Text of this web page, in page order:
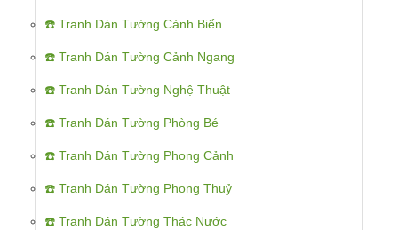
☎️ Tranh Dán Tường Cảnh Biển
☎️ Tranh Dán Tường Cảnh Ngang
☎️ Tranh Dán Tường Nghệ Thuật
☎️ Tranh Dán Tường Phòng Bé
☎️ Tranh Dán Tường Phong Cảnh
☎️ Tranh Dán Tường Phong Thuỷ
☎️ Tranh Dán Tường Thác Nước